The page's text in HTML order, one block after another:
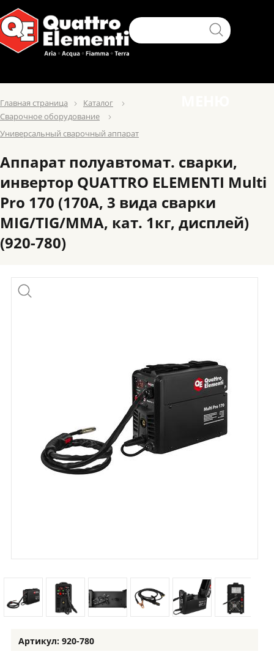
Главная страница
Каталог
Сварочное оборудование
Универсальный сварочный аппарат
Аппарат полуавтомат. сварки,
инвертор QUATTRO ELEMENTI Multi
Pro 170 (170A, 3 вида сварки
MIG/TIG/MMA, кат. 1кг, дисплей)
(920-780)
Артикул: 920-780